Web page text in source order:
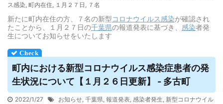
ス感染, 町内在住, １月２７日 , ７名
新たに町内在住の方、７名の新型コロナウイルス感染が確認され
たことから、１月２７日の千葉県の報道発表に基づき、 感染者発
生についてお知らせをいたします
町内における新型コロナウイルス感染症患者の発
生状況について【１月２６日更新】 - 多古町
2022/1/27 お知らせ, 千葉県, 報道発表, 感染者発生, 新型コロナウイル